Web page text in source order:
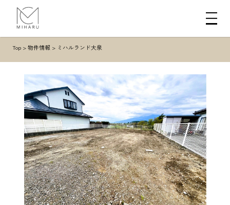
Top> 物件情報 > ミハルランド大泉